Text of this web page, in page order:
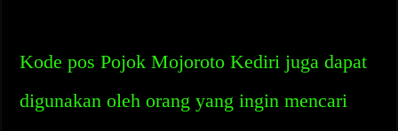
Kode pos Pojok Mojoroto Kediri juga dapat
digunakan oleh orang yang ingin mencari